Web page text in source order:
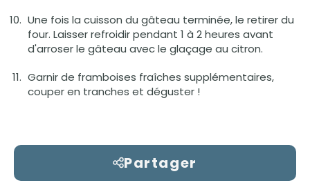
Une fois la cuisson du gâteau terminée, le retirer du
four. Laisser refroidir pendant 1 à 2 heures avant
d'arroser le gâteau avec le glaçage au citron.
Garnir de framboises fraîches supplémentaires,
couper en tranches et déguster !
Partager